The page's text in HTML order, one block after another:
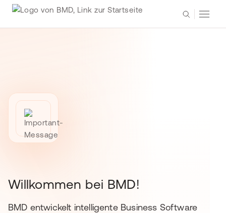
Willkommen bei BMD!
BMD entwickelt intelligente Business Software